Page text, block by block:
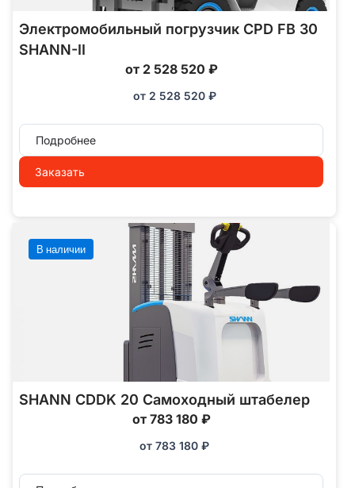
Электромобильный погрузчик CPD FB 30
SHANN-II
от 2 528 520 ₽
от 2 528 520 ₽
Подробнее
Заказать
В наличии
SHANN CDDK 20 Самоходный штабелер
от 783 180 ₽
от 783 180 ₽